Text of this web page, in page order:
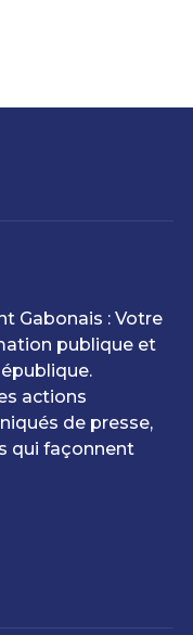
Gabonais : Votre
publique et
actions
de presse,
qui façonnent